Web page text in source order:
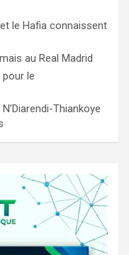
le Hafia connaissent
au Real Madrid
le
Thiankoye